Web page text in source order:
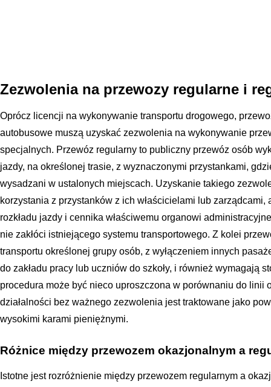
Zezwolenia na przewozy regularne i
Oprócz licencji na wykonywanie transportu drogowego,
autobusowe muszą uzyskać zezwolenia na wykonywanie
specjalnych. Przewóz regularny to publiczny przewóz osób
jazdy, na określonej trasie, z wyznaczonymi przystankami,
wysadzani w ustalonych miejscach. Uzyskanie takiego
korzystania z przystanków z ich właścicielami lub
rozkładu jazdy i cennika właściwemu organowi
nie zakłóci istniejącego systemu transportowego. Z kolei
transportu określonej grupy osób, z wyłączeniem innych
do zakładu pracy lub uczniów do szkoły, i również wymagają
procedura może być nieco uproszczona w porównaniu do linii
działalności bez ważnego zezwolenia jest traktowane jako
wysokimi karami pieniężnymi.
Różnice między przewozem okazjonalnym a
Istotne jest rozróżnienie między przewozem regularnym a